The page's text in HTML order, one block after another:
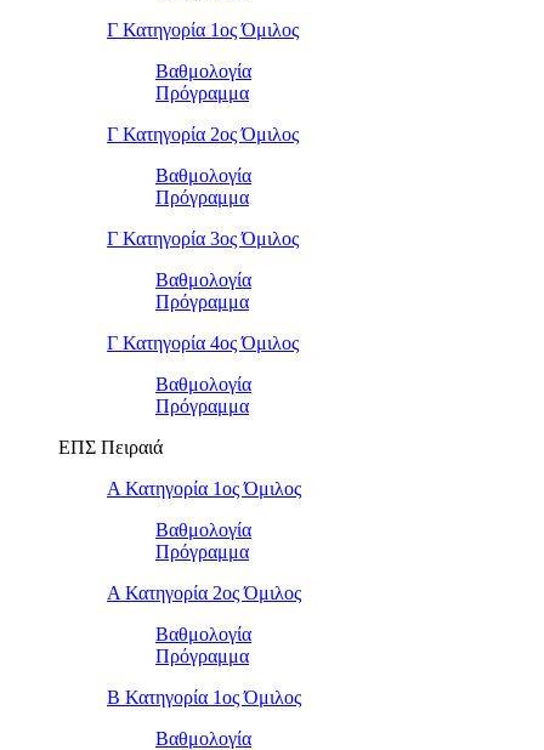
Γ Κατηγορία 1ος Όμιλος
Βαθμολογία
Πρόγραμμα
Γ Κατηγορία 2ος Όμιλος
Βαθμολογία
Πρόγραμμα
Γ Κατηγορία 3ος Όμιλος
Βαθμολογία
Πρόγραμμα
Γ Κατηγορία 4ος Όμιλος
Βαθμολογία
Πρόγραμμα
ΕΠΣ Πειραιά
Α Κατηγορία 1ος Όμιλος
Βαθμολογία
Πρόγραμμα
Α Κατηγορία 2ος Όμιλος
Βαθμολογία
Πρόγραμμα
Β Κατηγορία 1ος Όμιλος
Βαθμολογία